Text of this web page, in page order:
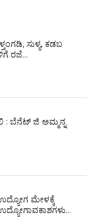
ಸುಳ್ಯ, ಕಡಬ
ರಜೆ...
: ಬೆನೆಟ್ ಜಿ ಅಮ್ಮನ್ನ
ಮೇಳಕ್ಕೆ